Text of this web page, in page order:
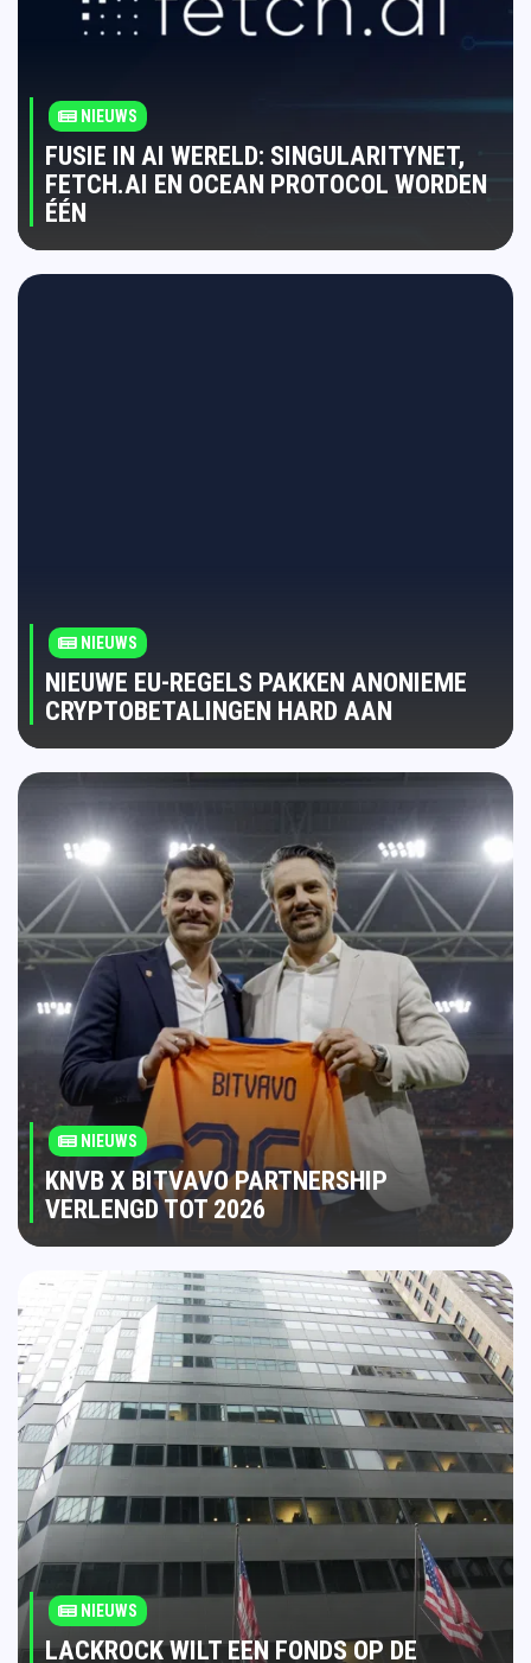
NIEUWS
FUSIE IN AI WERELD: SINGULARITYNET,
FETCH.AI EN OCEAN PROTOCOL WORDEN
ÉÉN
NIEUWS
NIEUWE EU-REGELS PAKKEN ANONIEME
CRYPTOBETALINGEN HARD AAN
NIEUWS
KNVB X BITVAVO PARTNERSHIP
VERLENGD TOT 2026
NIEUWS
LACKROCK WILT EEN FONDS OP DE